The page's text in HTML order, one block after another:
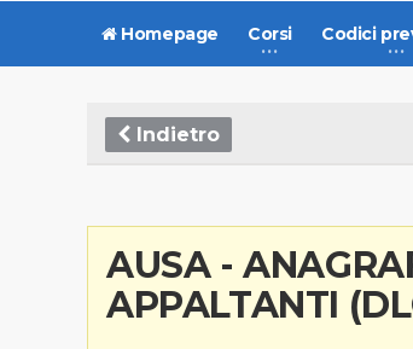
Homepage Corsi Codici
Indietro
AUSA -
APPALTANTI